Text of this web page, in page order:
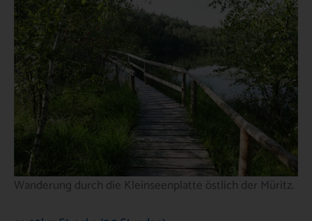
Wanderung durch die Kleinseenplatte östlich der Müritz.